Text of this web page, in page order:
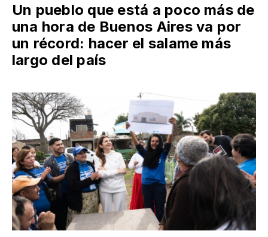
Un pueblo que está a poco más de
una hora de Buenos Aires va por
un récord: hacer el salame más
largo del país